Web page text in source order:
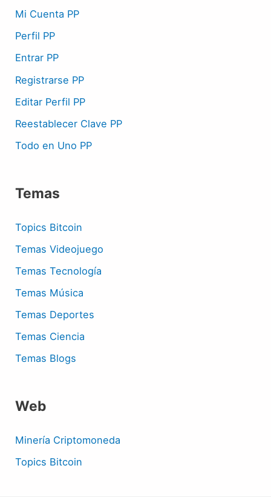
Mi Cuenta PP
Perfil PP
Entrar PP
Registrarse PP
Editar Perfil PP
Reestablecer Clave PP
Todo en Uno PP
Temas
Topics Bitcoin
Temas Videojuego
Temas Tecnología
Temas Música
Temas Deportes
Temas Ciencia
Temas Blogs
Web
Minería Criptomoneda
Topics Bitcoin